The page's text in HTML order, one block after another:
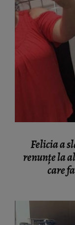
Felicia a
renunțe la
care